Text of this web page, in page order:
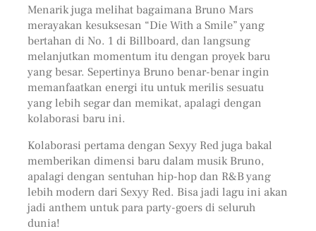
Menarik juga melihat bagaimana Bruno Mars
merayakan kesuksesan “Die With a Smile” yang
bertahan di No. 1 di Billboard, dan langsung
melanjutkan momentum itu dengan proyek baru
yang besar. Sepertinya Bruno benar-benar ingin
memanfaatkan energi itu untuk merilis sesuatu
yang lebih segar dan memikat, apalagi dengan
kolaborasi baru ini.
Kolaborasi pertama dengan Sexyy Red juga bakal
memberikan dimensi baru dalam musik Bruno,
apalagi dengan sentuhan hip-hop dan R&B yang
lebih modern dari Sexyy Red. Bisa jadi lagu ini akan
jadi anthem untuk para party-goers di seluruh
dunia!